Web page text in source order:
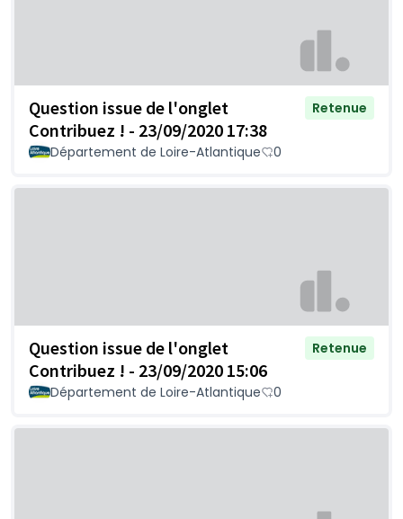
Question issue de l'onglet
Contribuez ! - 23/09/2020 17:38
Retenue
Département de Loire-Atlantique 0
Question issue de l'onglet
Contribuez ! - 23/09/2020 15:06
Retenue
Département de Loire-Atlantique 0